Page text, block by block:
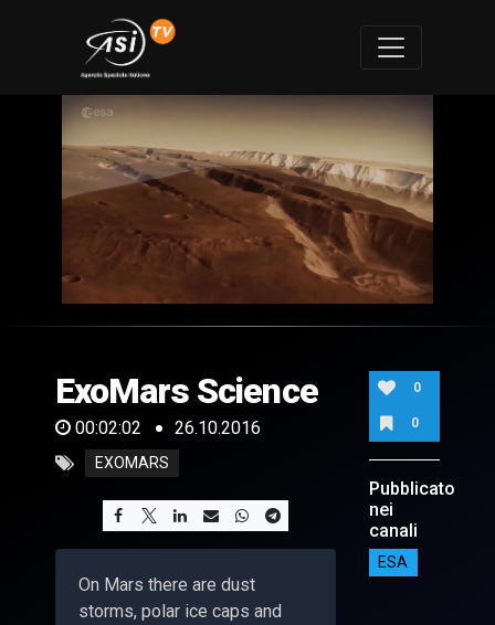
of
2
seconds
ExoMars Science
00:02:02 26.10.2016
EXOMARS
On Mars there are dust
storms, polar ice caps and
0
0
Pubblicato
nei
canali
ESA